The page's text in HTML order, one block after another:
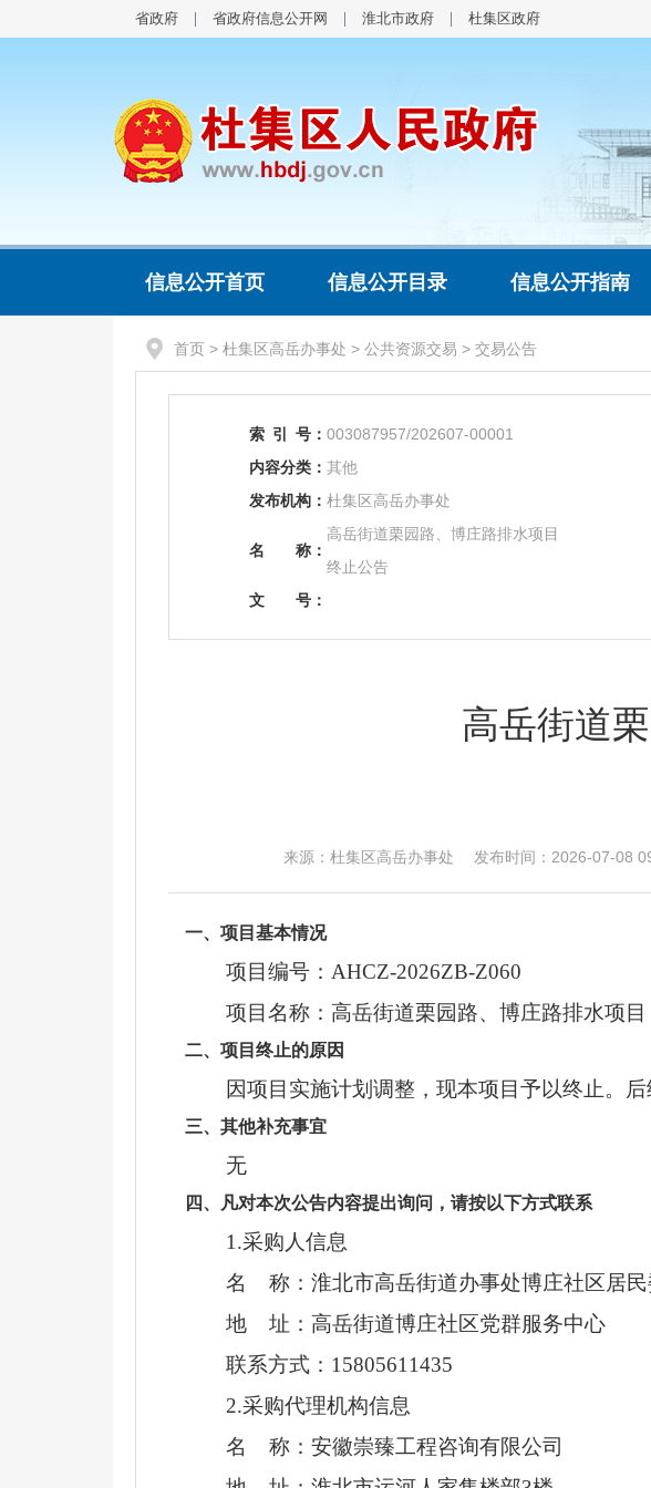
省政府 省政府信息公开网 淮北市政府 杜集区政府
信息公开首页 信息公开目录 信息公开指南
首页 > 杜集区高岳办事处 > 公共资源交易 > 交易公告
索 引 号： 003087957/202607-00001
内容分类： 其他
发布机构： 杜集区高岳办事处
名 称：
高岳街道栗园路、博庄路排水项目
终止公告
文
号：
高岳街道
来源：杜集区高岳办事处 发布时间：2026-07-08
一、项目基本情况
项目编号： AHCZ-2026ZB-Z060
项目名称：高岳街道栗园路、博庄路排水项目
二、项目终止的原因
因项目 实施计划调整 ，现本项目予以终止。
三、其他补充事宜
无
四、凡对本次公告内容提出询问，请按以下方式联系
1.采购人信息
名
称：淮北市高岳街道办事处博庄社区居
地
址：高岳街道博庄社区党群服务中心
联系方式： 15805611435
2.采购代理机构信息
名
称：安徽崇臻工程咨询有限公司